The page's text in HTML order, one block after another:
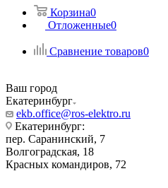
Корзина0
Отложенные0
Сравнение товаров0
Ваш город
Екатеринбург
ekb.office@ros-elektro.ru
Екатеринбург:
пер. Саранинский, 7
Волгоградская, 18
Красных командиров, 72